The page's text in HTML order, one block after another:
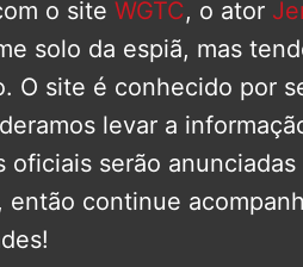
o site WGTC, o ator
solo da espiã, mas
O site é conhecido por
levar a
oficiais serão
então continue